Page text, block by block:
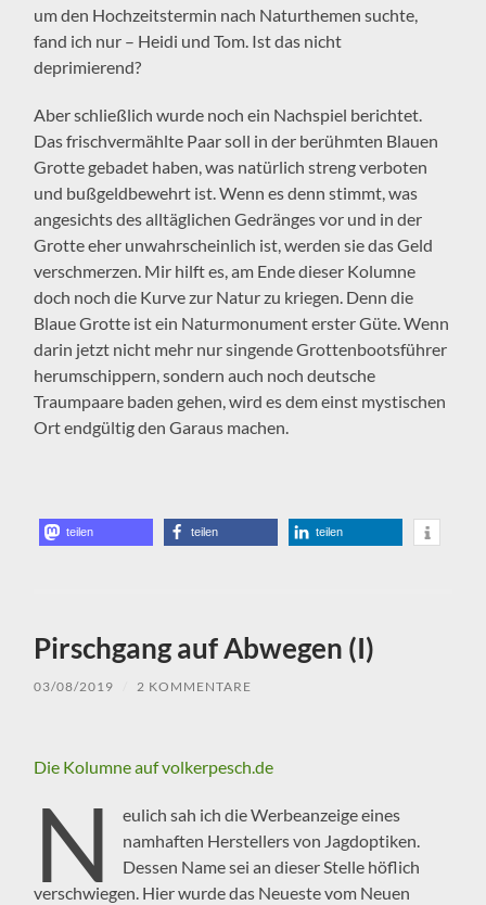
um den Hochzeitstermin nach Naturthemen suchte,
fand ich nur – Heidi und Tom. Ist das nicht
deprimierend?
Aber schließlich wurde noch ein Nachspiel berichtet.
Das frischvermählte Paar soll in der berühmten Blauen
Grotte gebadet haben, was natürlich streng verboten
und bußgeldbewehrt ist. Wenn es denn stimmt, was
angesichts des alltäglichen Gedränges vor und in der
Grotte eher unwahrscheinlich ist, werden sie das Geld
verschmerzen. Mir hilft es, am Ende dieser Kolumne
doch noch die Kurve zur Natur zu kriegen. Denn die
Blaue Grotte ist ein Naturmonument erster Güte. Wenn
darin jetzt nicht mehr nur singende Grottenbootsführer
herumschippern, sondern auch noch deutsche
Traumpaare baden gehen, wird es dem einst mystischen
Ort endgültig den Garaus machen.
teilen teilen teilen
Pirschgang auf Abwegen (I)
03/08/2019 2 KOMMENTARE
Die Kolumne auf volkerpesch.de
N
eulich sah ich die Werbeanzeige eines
namhaften Herstellers von Jagdoptiken.
Dessen Name sei an dieser Stelle höflich
verschwiegen. Hier wurde das Neueste vom Neuen